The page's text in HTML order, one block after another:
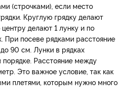
(строчками), если место
Круглую грядку делают
делают 1 лунку и по
При посеве рядками расстояние
90 см. Лунки в рядках
Расстояние между
Это важное условие, так как
плетями, которым нужно много